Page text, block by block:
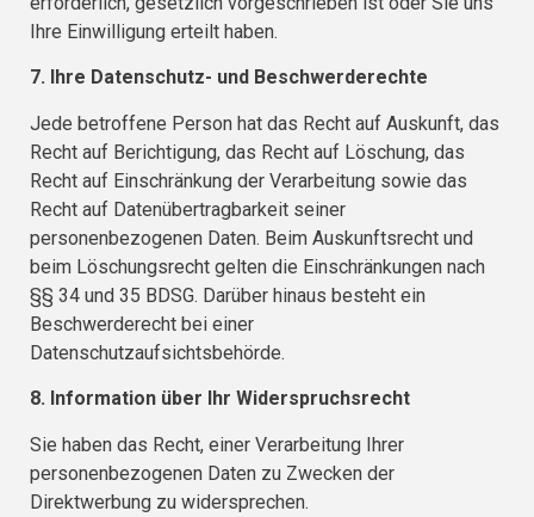
Ihre Einwilligung erteilt haben.
7. Ihre Datenschutz- und Beschwerderechte
Jede betroffene Person hat das Recht auf Auskunft, das
Recht auf Berichtigung, das Recht auf Löschung, das
Recht auf Einschränkung der Verarbeitung sowie das
Recht auf Datenübertragbarkeit seiner
personenbezogenen Daten. Beim Auskunftsrecht und
beim Löschungsrecht gelten die Einschränkungen nach
§§ 34 und 35 BDSG. Darüber hinaus besteht ein
Beschwerderecht bei einer
Datenschutzaufsichtsbehörde.
8. Information über Ihr Widerspruchsrecht
Sie haben das Recht, einer Verarbeitung Ihrer
personenbezogenen Daten zu Zwecken der
Direktwerbung zu widersprechen.